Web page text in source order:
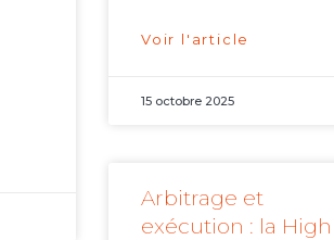
Voir l'article
15 octobre 2025
Arbitrage et
exécution : la High